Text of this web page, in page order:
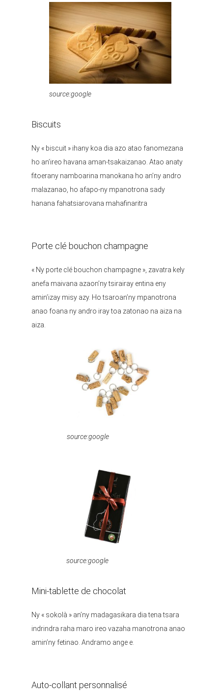
source:google
Biscuits
Ny « biscuit » ihany koa dia azo atao fanomezana
ho an’ireo havana aman-tsakaizanao. Atao anaty
fitoerany namboarina manokana ho an’ny andro
malazanao, ho afapo-ny mpanotrona sady
hanana fahatsiarovana mahafinaritra
Porte clé bouchon champagne
« Ny porte clé bouchon champagne », zavatra kely
anefa maivana azaon’ny tsirairay entina eny
amin’izay misy azy. Ho tsaroan’ny mpanotrona
anao foana ny andro iray toa zatonao na aiza na
aiza.
source:google
source:google
Mini-tablette de chocolat
Ny « sokolà » an’ny madagasikara dia tena tsara
indrindra raha maro ireo vazaha manotrona anao
amin’ny fetinao. Andramo ange e.
Auto-collant personnalisé